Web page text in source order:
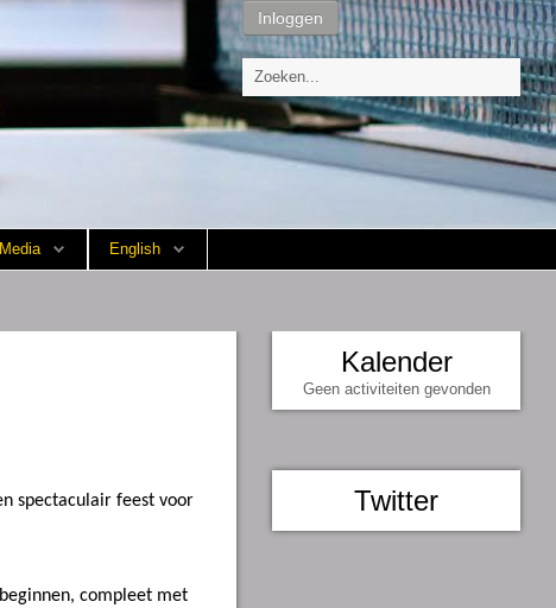
Inloggen
Media English
spectaculair feest voor
compleet met
Kalender
Geen activiteiten gevonden
Twitter